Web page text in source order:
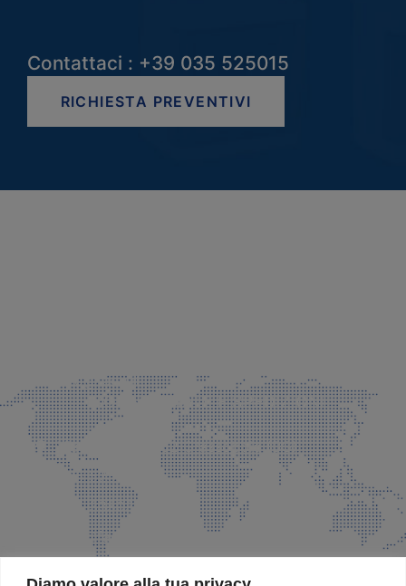
Contattaci : +39 035 525015
RICHIESTA PREVENTIVI
info@faeg.it
COMMERCIALE E SPEDIZIONI
Via Padre Elzi, 32 Grassobbio (BG)
035 525015
035 335037
info@faeg.it
SITE MAP